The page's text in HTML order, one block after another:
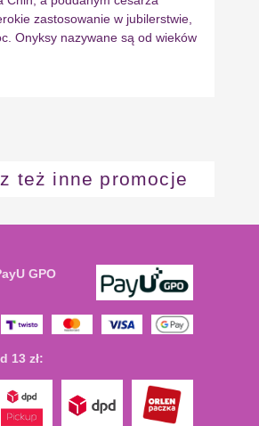
zastosowanie w jubilerstwie,
Onyksy nazywane są od wieków
też inne promocje
GPO
13 zł: